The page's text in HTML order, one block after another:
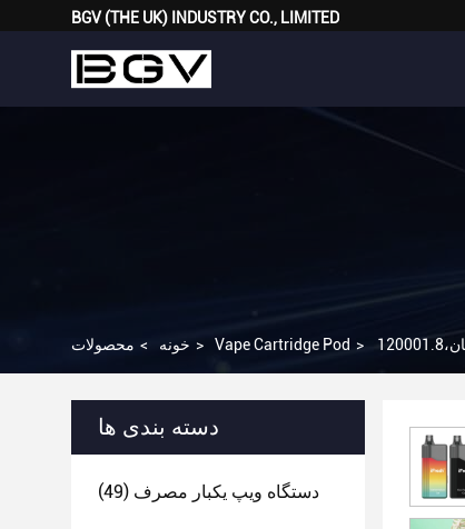
BGV (THE UK) INDUSTRY CO., LIMITED
خونه > محصولات > Vape Cartridge Pod >
دسته بندی ها
دستگاه ویپ یکبار مصرف (49)